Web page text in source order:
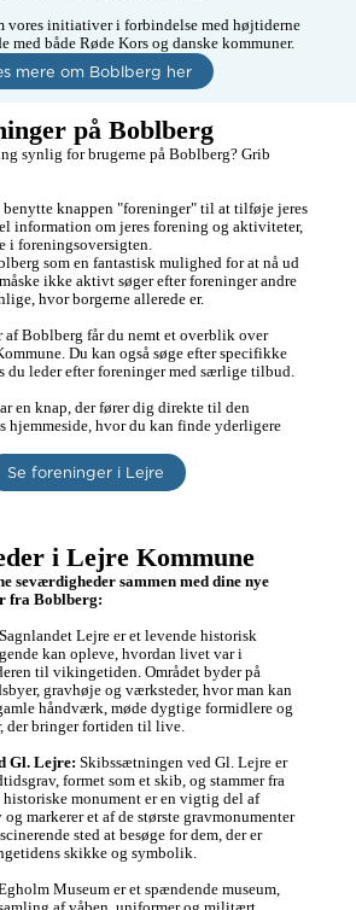
vores initiativer i forbindelse med højtiderne
med både Røde Kors og danske kommuner.
mere om Boblberg her
på Boblberg
synlig for brugerne på Boblberg? Grib
benytte knappen "foreninger" til at tilføje jeres
information om jeres forening og aktiviteter,
i foreningsoversigten.
som en fantastisk mulighed for at nå ud
ikke aktivt søger efter foreninger andre
hvor borgerne allerede er.
af Boblberg får du nemt et overblik over
Du kan også søge efter specifikke
du leder efter foreninger med særlige tilbud.
en knap, der fører dig direkte til den
hjemmeside, hvor du kan finde yderligere
Se foreninger i Lejre
i Lejre Kommune
seværdigheder sammen med dine nye
fra Boblberg:
Sagnlandet Lejre er et levende historisk
kan opleve, hvordan livet var i
til vikingetiden. Området byder på
gravhøje og værksteder, hvor man kan
håndværk, møde dygtige formidlere og
der bringer fortiden til live.
Gl. Lejre: Skibssætningen ved Gl. Lejre er
formet som et skib, og stammer fra
monument er en vigtig del af
markerer et af de største gravmonumenter
sted at besøge for dem, der er
skikke og symbolik.
Museum er et spændende museum,